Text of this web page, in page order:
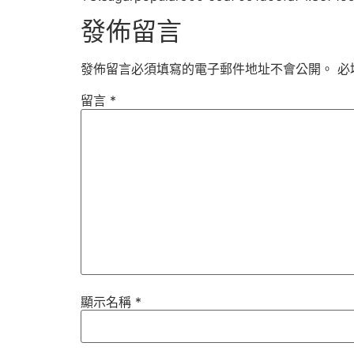
發佈留言
發佈留言必須填寫的電子郵件地址不會公開。 必
留言 *
顯示名稱 *